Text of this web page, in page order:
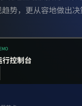
势，更从容地做出决
控制台